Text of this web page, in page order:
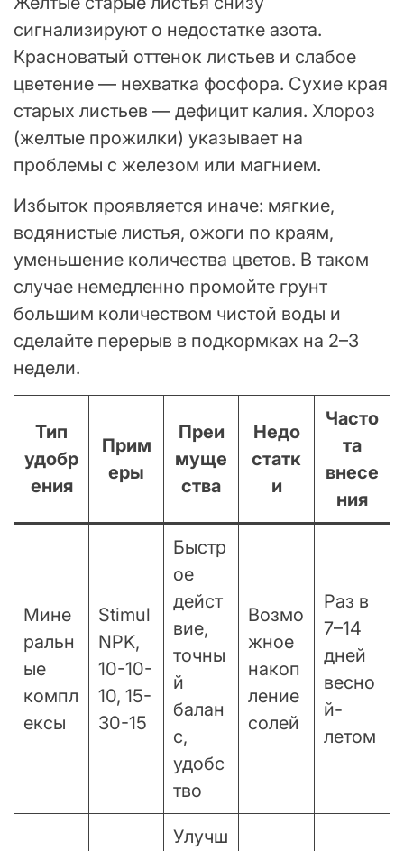
сигнализируют о недостатке азота.
Красноватый оттенок листьев и слабое
цветение — нехватка фосфора. Сухие края
старых листьев — дефицит калия. Хлороз
(желтые прожилки) указывает на
проблемы с железом или магнием.
Избыток проявляется иначе: мягкие,
водянистые листья, ожоги по краям,
уменьшение количества цветов. В таком
случае немедленно промойте грунт
большим количеством чистой воды и
сделайте перерыв в подкормках на 2–3
недели.
Тип
удобр
ения
Прим
еры
Преи
муще
ства
Недо
статк
и
Часто
та
внесе
ния
Мине
ральн
ые
компл
ексы
Stimul
NPK,
10-10-
10, 15-
30-15
Быстр
ое
дейст
вие,
точны
й
балан
с,
удобс
тво
Возмо
жное
накоп
ление
солей
Раз в
7–14
дней
весно
й-
летом
Улучш